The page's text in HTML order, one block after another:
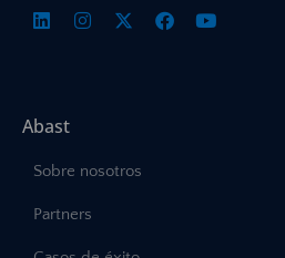
Abast
Sobre nosotros
Partners